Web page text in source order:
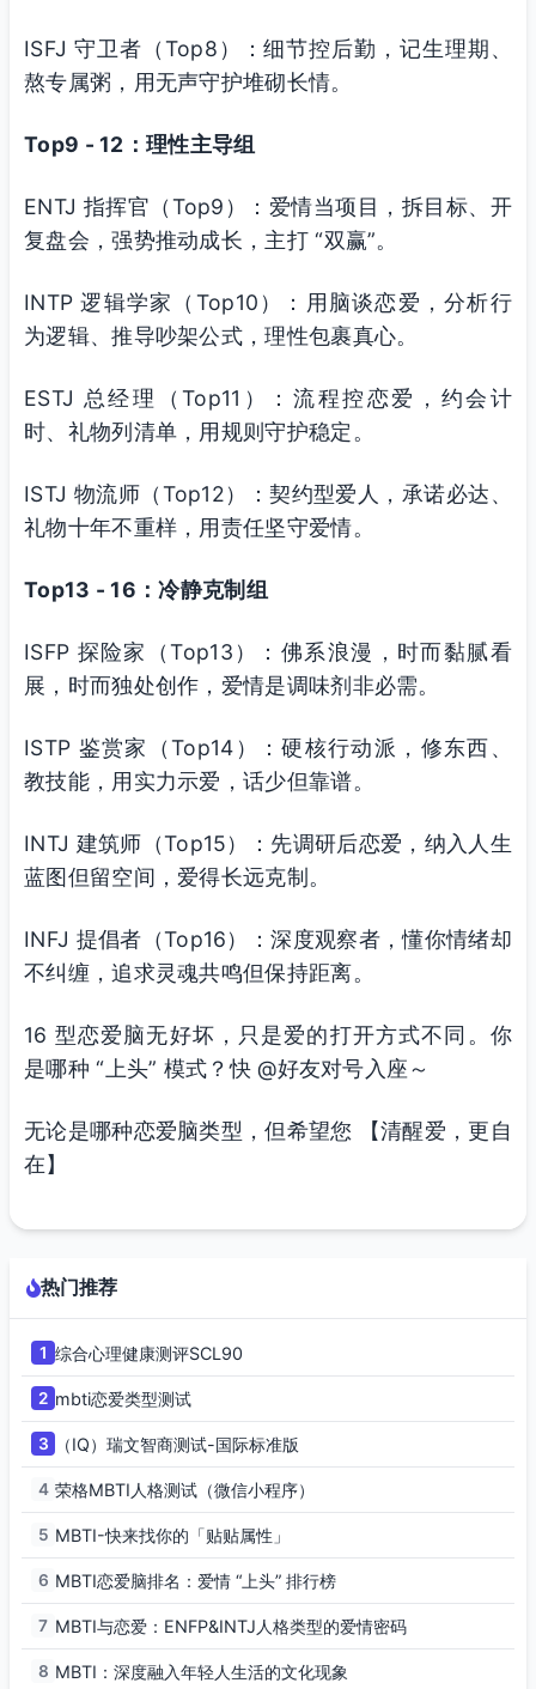
ISFJ 守卫者（Top8）：细节控后勤，记生理期、
熬专属粥，用无声守护堆砌长情。
Top9 - 12：理性主导组
ENTJ 指挥官（Top9）：爱情当项目，拆目标、开
复盘会，强势推动成长，主打 “双赢”。
INTP 逻辑学家（Top10）：用脑谈恋爱，分析行
为逻辑、推导吵架公式，理性包裹真心。
ESTJ 总经理（Top11）：流程控恋爱，约会计
时、礼物列清单，用规则守护稳定。
ISTJ 物流师（Top12）：契约型爱人，承诺必达、
礼物十年不重样，用责任坚守爱情。
Top13 - 16：冷静克制组
ISFP 探险家（Top13）：佛系浪漫，时而黏腻看
展，时而独处创作，爱情是调味剂非必需。
ISTP 鉴赏家（Top14）：硬核行动派，修东西、
教技能，用实力示爱，话少但靠谱。
INTJ 建筑师（Top15）：先调研后恋爱，纳入人生
蓝图但留空间，爱得长远克制。
INFJ 提倡者（Top16）：深度观察者，懂你情绪却
不纠缠，追求灵魂共鸣但保持距离。
16 型恋爱脑无好坏，只是爱的打开方式不同。你
是哪种 “上头” 模式？快 @好友对号入座～
无论是哪种恋爱脑类型，但希望您 【清醒爱，更自
在】
热门推荐
1 综合心理健康测评SCL90
2 mbti恋爱类型测试
3 （IQ）瑞文智商测试-国际标准版
4 荣格MBTI人格测试（微信小程序）
5 MBTI-快来找你的「贴贴属性」
6 MBTI恋爱脑排名：爱情 “上头” 排行榜
7 MBTI与恋爱：ENFP&INTJ人格类型的爱情密码
8 MBTI：深度融入年轻人生活的文化现象​